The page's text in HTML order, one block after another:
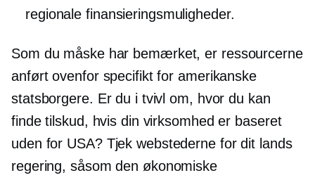
regionale finansieringsmuligheder.
Som du måske har bemærket, er ressourcerne
anført ovenfor specifikt for amerikanske
statsborgere. Er du i tvivl om, hvor du kan
finde tilskud, hvis din virksomhed er baseret
uden for USA? Tjek webstederne for dit lands
regering, såsom den økonomiske